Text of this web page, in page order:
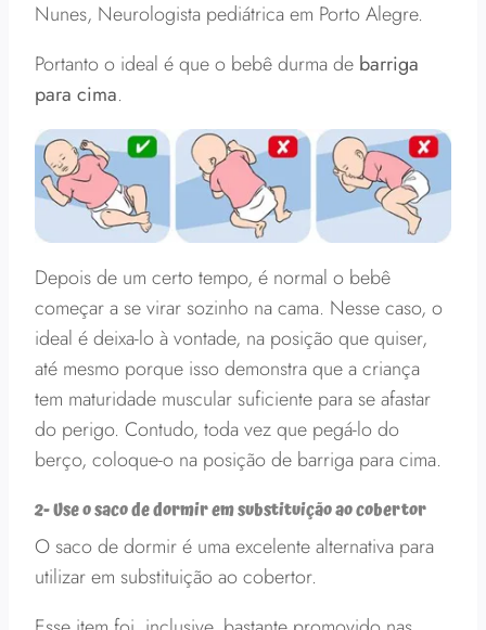
Nunes, Neurologista pediátrica em Porto Alegre.
Portanto o ideal é que o bebê durma de barriga
para cima.
Depois de um certo tempo, é normal o bebê
começar a se virar sozinho na cama. Nesse caso, o
ideal é deixa-lo à vontade, na posição que quiser,
até mesmo porque isso demonstra que a criança
tem maturidade muscular suficiente para se afastar
do perigo. Contudo, toda vez que pegá-lo do
berço, coloque-o na posição de barriga para cima.
2- Use o saco de dormir em substituição ao cobertor
O saco de dormir é uma excelente alternativa para
utilizar em substituição ao cobertor.